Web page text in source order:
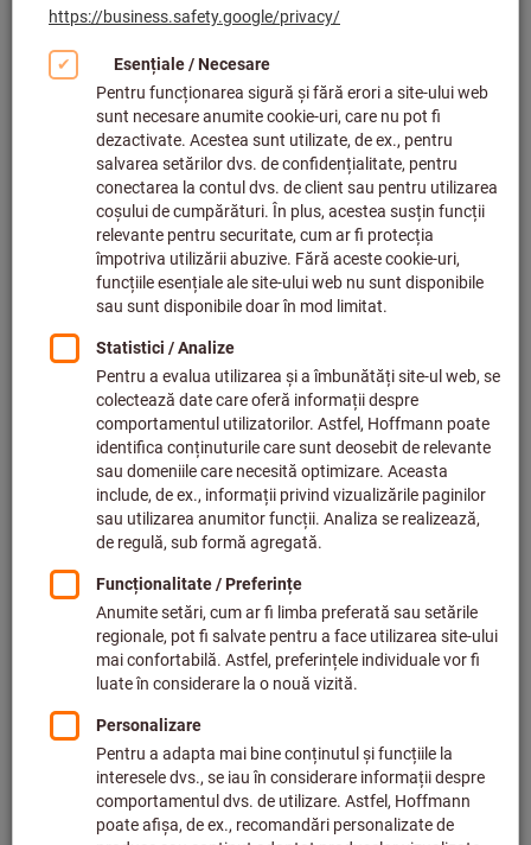
Faceți clic pentru a mări imaginea
Preț per 1 buc.
plus TVA,
plus cost livrare
Prețuri individuale pentru clienții de afaceri după
conectare.
Cantitate
Adăugaţi în coş